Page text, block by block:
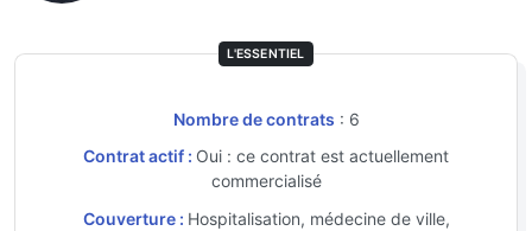
L'ESSENTIEL
Nombre de contrats : 6
Contrat actif : Oui : ce contrat est actuellement
commercialisé
Couverture : Hospitalisation, médecine de ville,